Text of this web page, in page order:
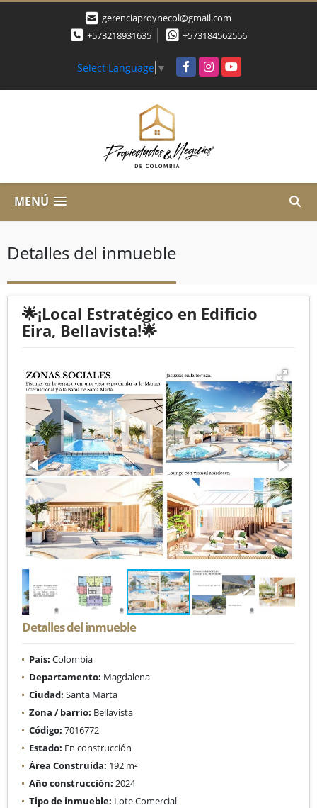
gerenciaproynecol@gmail.com
+573218931635
+573184562556
Select Language ▼ FacebookInstagramYouTube
MENÚ
Detalles del inmueble
🌟¡Local Estratégico en Edificio
Eira, Bellavista!🌟
Detalles del inmueble
País: Colombia
Departamento: Magdalena
Ciudad: Santa Marta
Zona / barrio: Bellavista
Código: 7016772
Estado: En construcción
Área Construida: 192 m²
Año construcción: 2024
Tipo de inmueble: Lote Comercial